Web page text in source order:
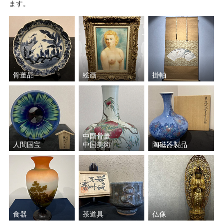
ます。
骨董品 絵画 掛軸
人間国宝
中国骨董
中国美術
陶磁器製品
食器 茶道具 仏像